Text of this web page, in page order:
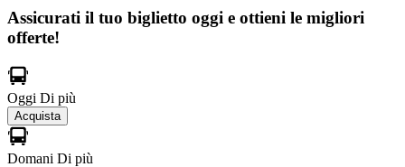
Assicurati il ​​tuo biglietto oggi e ottieni le migliori
offerte!
Oggi Di più
Acquista
Domani Di più